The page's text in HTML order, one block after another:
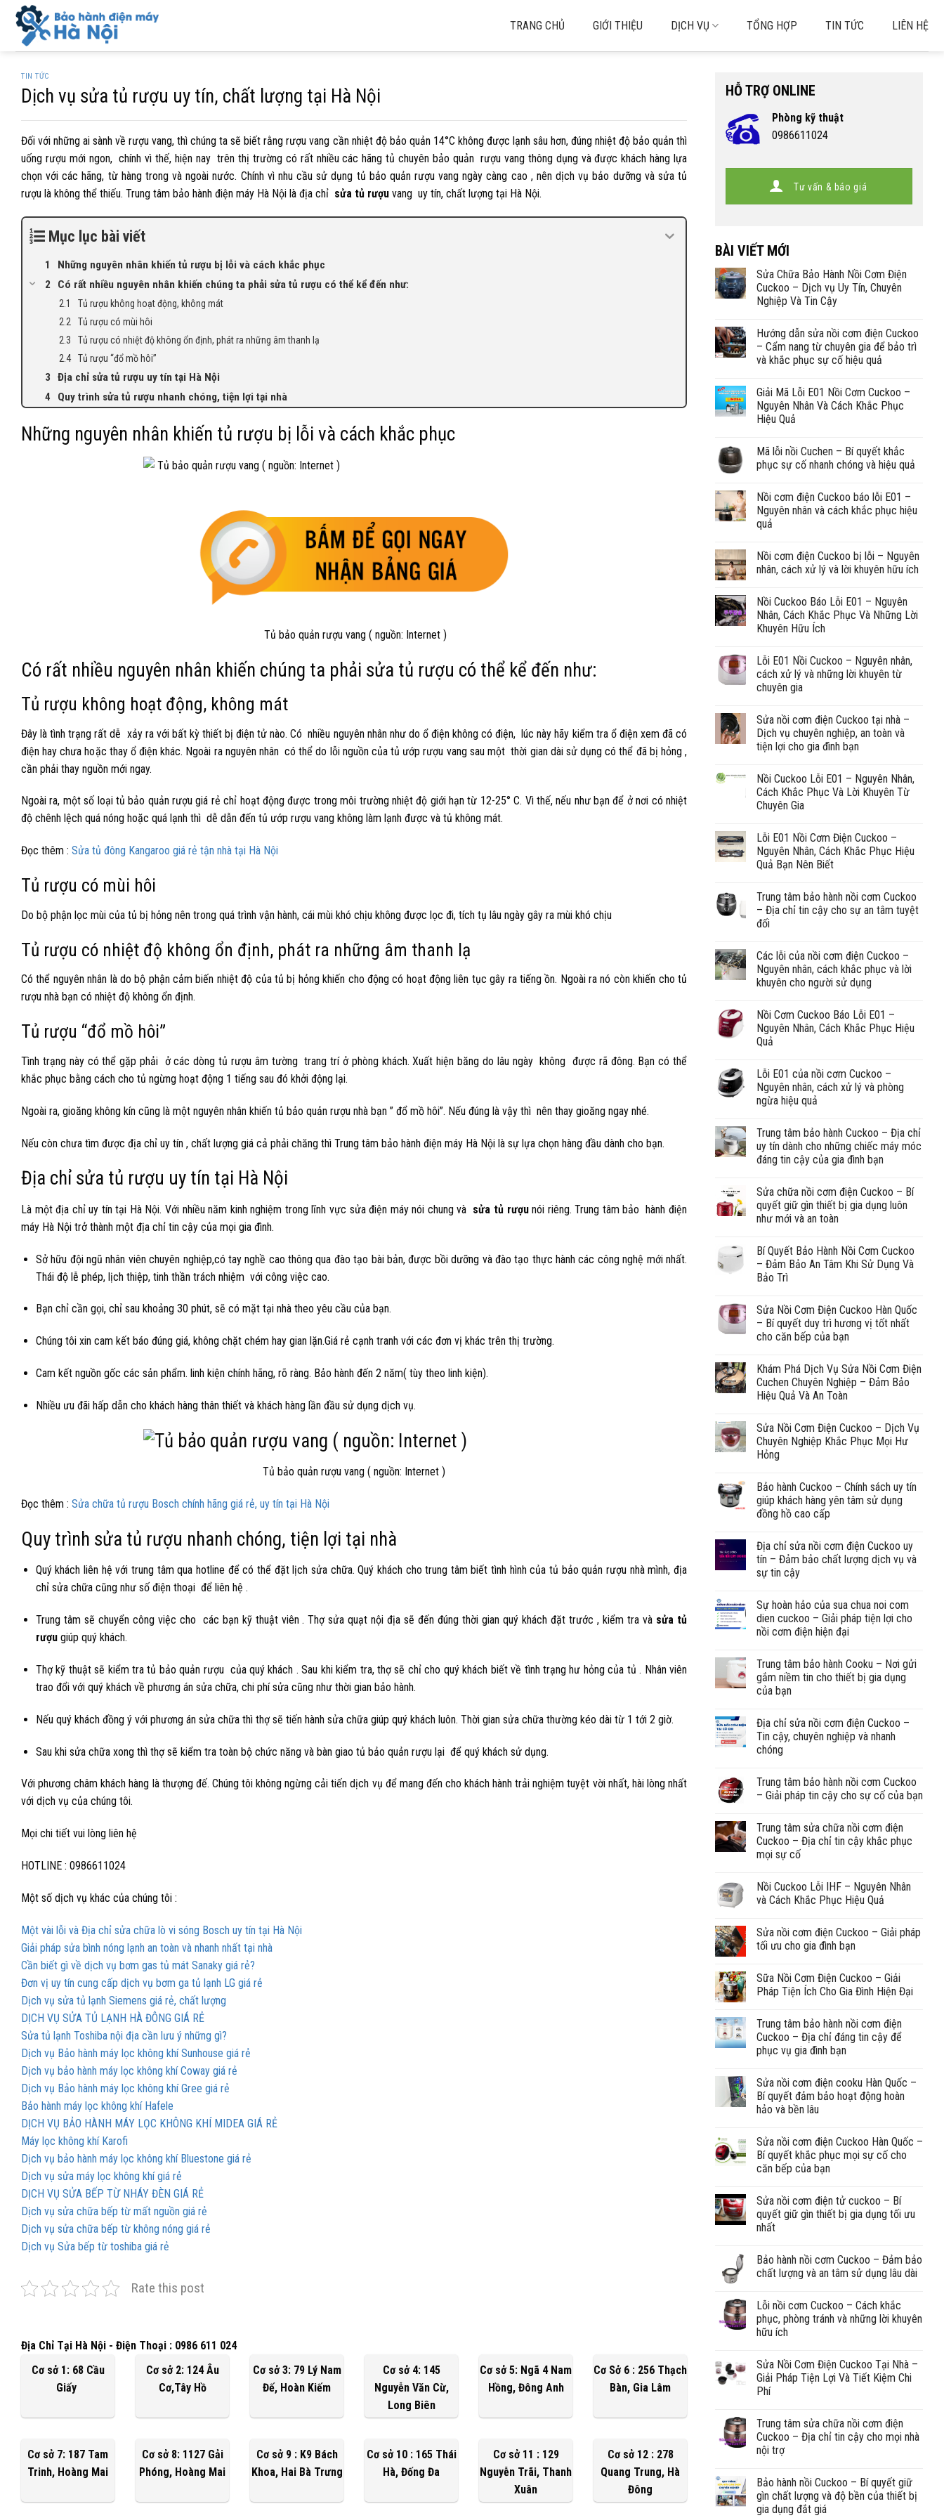
Skip
content
TRANG CHỦ GIỚI THIỆU DỊCH VỤ TỔNG HỢP TIN TỨC LIÊN HỆ
TIN TỨC
Dịch vụ sửa tủ rượu uy tín, chất lượng tại Hà Nội
Đối với những ai sành về rượu vang, thì chúng ta sẽ biết rằng rượu vang cần nhiệt độ bảo quản 14°C không được lạnh sâu hơn, đúng nhiệt độ bảo quản thì
uống rượu mới ngon, chính vì thế, hiện nay trên thị trường có rất nhiều các hãng tủ chuyên bảo quản rượu vang thông dụng và được khách hàng lựa
chọn với các hãng, từ hàng trong và ngoài nước. Chính vì nhu cầu sử dụng tủ bảo quản rượu vang ngày càng cao , nên dịch vụ bảo dưỡng và sửa tủ
rượu là không thể thiếu. Trung tâm bảo hành điện máy Hà Nội là địa chỉ sửa tủ rượu vang uy tín, chất lượng tại Hà Nội.
Mục lục bài viết
Những nguyên nhân khiến tủ rượu bị lỗi và cách khắc phục
Có rất nhiều nguyên nhân khiến chúng ta phải sửa tủ rượu có thể kể đến như:
Tủ rượu không hoạt động, không mát
Tủ rượu có mùi hôi
Tủ rượu có nhiệt độ không ổn định, phát ra những âm thanh lạ
Tủ rượu “đổ mồ hôi”
Địa chỉ sửa tủ rượu uy tín tại Hà Nội
Quy trình sửa tủ rượu nhanh chóng, tiện lợi tại nhà
Những nguyên nhân khiến tủ rượu bị lỗi và cách khắc phục
Tủ bảo quản rượu vang ( nguồn: Internet )
Có rất nhiều nguyên nhân khiến chúng ta phải sửa tủ rượu có thể kể đến như:
Tủ rượu không hoạt động, không mát
Đây là tình trạng rất dễ xảy ra với bất kỳ thiết bị điện tử nào. Có nhiều nguyên nhân như do ổ điện không có điện, lúc này hãy kiểm tra ổ điện xem đã có
điện hay chưa hoặc thay ổ điện khác. Ngoài ra nguyên nhân có thể do lỗi nguồn của tủ ướp rượu vang sau một thời gian dài sử dụng có thể đã bị hỏng ,
cần phải thay nguồn mới ngay.
Ngoài ra, một số loại tủ bảo quản rượu giá rẻ chỉ hoạt động được trong môi trường nhiệt độ giới hạn từ 12-25° C. Vì thế, nếu như bạn để ở nơi có nhiệt
độ chênh lệch quá nóng hoặc quá lạnh thì dễ dẫn đến tủ ướp rượu vang không làm lạnh được và tủ không mát.
Đọc thêm : Sửa tủ đông Kangaroo giá rẻ tận nhà tại Hà Nội
Tủ rượu có mùi hôi
Do bộ phận lọc mùi của tủ bị hỏng nên trong quá trình vận hành, cái mùi khó chịu không được lọc đi, tích tụ lâu ngày gây ra mùi khó chịu
Tủ rượu có nhiệt độ không ổn định, phát ra những âm thanh lạ
Có thể nguyên nhân là do bộ phận cảm biến nhiệt độ của tủ bị hỏng khiến cho động có hoạt động liên tục gây ra tiếng ồn. Ngoài ra nó còn khiến cho tủ
rượu nhà bạn có nhiệt độ không ổn định.
Tủ rượu “đổ mồ hôi”
Tình trạng nàycó thể gặp phải ở các dòng tủ rượu âm tường trang trí ở phòng khách. Xuất hiện băng do lâu ngày không được rã đông. Bạn có thể
khắc phục bằng cách cho tủ ngừng hoạt động 1 tiếng sau đó khởi động lại.
Ngoài ra, gioăng không kín cũng là một nguyên nhân khiến tủ bảo quản rượu nhà bạn ” đổ mồ hôi”. Nếu đúng là vậy thì nên thay gioăng ngay nhé.
Nếu còn chưa tìm được địa chỉ uy tín , chất lượng giá cả phải chăng thì Trung tâm bảo hành điện máy Hà Nội là sự lựa chọn hàng đầu dành cho bạn.
Địa chỉ sửa tủ rượu uy tín tại Hà Nội
Là một địa chỉ uy tín tại Hà Nội. Với nhiều năm kinh nghiệm trong lĩnh vực sửa điện máy nói chung và sửa tủ rượu nói riêng. Trung tâm bảo hành điện
máy Hà Nội trở thành một địa chỉ tin cậy của mọi gia đình.
Sở hữu đội ngũ nhân viên chuyên nghiệp,có tay nghề cao thông qua đào tạo bài bản, được bồi dưỡng và đào tạo thực hành các công nghệ mới nhất.
Thái độ lễ phép, lịch thiệp, tinh thần trách nhiệm với công việc cao.
Bạn chỉ cần gọi, chỉ sau khoảng 30 phút, sẽ có mặt tại nhà theo yêu cầu của bạn.
Chúng tôi xin cam kết báo đúng giá, không chặt chém hay gian lặn.Giá rẻ cạnh tranh với các đơn vị khác trên thị trường.
Cam kết nguồn gốc các sản phẩm. linh kiện chính hãng, rõ ràng. Bảo hành đến 2 năm( tùy theo linh kiện).
Nhiều ưu đãi hấp dẫn cho khách hàng thân thiết và khách hàng lần đầu sử dụng dịch vụ.
Tủ bảo quản rượu vang ( nguồn: Internet )
Đọc thêm : Sửa chữa tủ rượu Bosch chính hãng giá rẻ, uy tín tại Hà Nội
Quy trình sửa tủ rượu nhanh chóng, tiện lợi tại nhà
Quý khách liên hệ với trung tâm qua hotline để có thể đặt lịch sửa chữa. Quý khách cho trung tâm biết tình hình của tủ bảo quản rượu nhà mình, địa
chỉ sửa chữa cũng như số điện thoại để liên hệ .
Trung tâm sẽ chuyển công việc cho các bạn kỹ thuật viên . Thợ sửa quạt nội địa sẽ đến đúng thời gian quý khách đặt trước , kiểm tra và sửa tủ
rượugiúp quý khách.
Thợ kỹ thuật sẽ kiểm tra tủ bảo quản rượu của quý khách . Sau khi kiểm tra, thợ sẽ chỉ cho quý khách biết về tình trạng hư hỏng của tủ . Nhân viên
trao đổi với quý khách về phương án sửa chữa, chi phí sửa cũng như thời gian bảo hành.
Nếu quý khách đồng ý với phương án sửa chữa thì thợ sẽ tiến hành sửa chữa giúp quý khách luôn. Thời gian sửa chữa thường kéo dài từ 1 tới 2 giờ.
Sau khi sửa chữa xong thì thợ sẽ kiểm tra toàn bộ chức năng và bàn giao tủ bảo quản rượu lại để quý khách sử dụng.
Với phương châm khách hàng là thượng đế. Chúng tôi không ngừng cải tiến dịch vụ để mang đến cho khách hành trải nghiệm tuyệt vời nhất, hài lòng nhất
với dịch vụ của chúng tôi.
Mọi chi tiết vui lòng liên hệ
HOTLINE : 0986611024
Một số dịch vụ khác của chúng tôi :
Một vài lỗi và Địa chỉ sửa chữa lò vi sóng Bosch uy tín tại Hà Nội
Giải pháp sửa bình nóng lạnh an toàn và nhanh nhất tại nhà
Cần biết gì về dịch vụ bơm gas tủ mát Sanaky giá rẻ?
Đơn vị uy tín cung cấp dịch vụ bơm ga tủ lạnh LG giá rẻ
Dịch vụ sửa tủ lạnh Siemens giá rẻ, chất lượng
DỊCH VỤ SỬA TỦ LẠNH HÀ ĐÔNG GIÁ RẺ
Sửa tủ lạnh Toshiba nội địa cần lưu ý những gì?
Dịch vụ Bảo hành máy lọc không khí Sunhouse giá rẻ
Dịch vụ bảo hành máy lọc không khí Coway giá rẻ
Dịch vụ Bảo hành máy lọc không khí Gree giá rẻ
Bảo hành máy lọc không khí Hafele
DỊCH VỤ BẢO HÀNH MÁY LỌC KHÔNG KHÍ MIDEA GIÁ RẺ
Máy lọc không khí Karofi
Dịch vụ bảo hành máy lọc không khí Bluestone giá rẻ
Dịch vụ sửa máy lọc không khí giá rẻ
DỊCH VỤ SỬA BẾP TỪ NHÁY ĐÈN GIÁ RẺ
Dịch vụ sửa chữa bếp từ mất nguồn giá rẻ
Dịch vụ sửa chữa bếp từ không nóng giá rẻ
Dịch vụ Sửa bếp từ toshiba giá rẻ
Rate this post
Địa Chỉ Tại Hà Nội - Điện Thoại : 0986 611 024
Cơ sở 1: 68 Cầu
Giấy
Cơ sở 2: 124 Âu
Cơ,Tây Hồ
Cơ sở 3: 79 Lý Nam
Đế, Hoàn Kiếm
Cơ sở 4: 145
Nguyễn Văn Cừ,
Long Biên
Cơ sở 5: Ngã 4 Nam
Hồng, Đông Anh
Cơ Sở 6 : 256 Thạch
Bàn, Gia Lâm
Cơ sở 7: 187 Tam
Trinh, Hoàng Mai
Cơ sở 8: 1127 Gải
Phóng, Hoàng Mai
Cơ sở 9 : K9 Bách
Khoa, Hai Bà Trưng
Cơ sở 10 : 165 Thái
Hà, Đống Đa
Cơ sở 11 : 129
Nguyễn Trãi, Thanh
Xuân
Cơ sở 12 : 278
Quang Trung, Hà
Đông
HỖ TRỢ ONLINE
Phòng kỹ thuật
0986611024
Tư vấn & báo giá
BÀI VIẾT MỚI
Sửa Chữa Bảo Hành Nồi Cơm Điện
Cuckoo – Dịch vụ Uy Tín, Chuyên
Nghiệp Và Tin Cậy
Hướng dẫn sửa nồi cơm điện Cuckoo
– Cẩm nang từ chuyên gia để bảo trì
và khắc phục sự cố hiệu quả
Giải Mã Lỗi E01 Nồi Cơm Cuckoo –
Nguyên Nhân Và Cách Khắc Phục
Hiệu Quả
Mã lỗi nồi Cuchen – Bí quyết khắc
phục sự cố nhanh chóng và hiệu quả
Nồi cơm điện Cuckoo báo lỗi E01 –
Nguyên nhân và cách khắc phục hiệu
quả
Nồi cơm điện Cuckoo bị lỗi – Nguyên
nhân, cách xử lý và lời khuyên hữu ích
Nồi Cuckoo Báo Lỗi E01 – Nguyên
Nhân, Cách Khắc Phục Và Những Lời
Khuyên Hữu Ích
Lỗi E01 Nồi Cuckoo – Nguyên nhân,
cách xử lý và những lời khuyên từ
chuyên gia
Sửa nồi cơm điện Cuckoo tại nhà –
Dịch vụ chuyên nghiệp, an toàn và
tiện lợi cho gia đình bạn
Nồi Cuckoo Lỗi E01 – Nguyên Nhân,
Cách Khắc Phục Và Lời Khuyên Từ
Chuyên Gia
Lỗi E01 Nồi Cơm Điện Cuckoo –
Nguyên Nhân, Cách Khắc Phục Hiệu
Quả Bạn Nên Biết
Trung tâm bảo hành nồi cơm Cuckoo
– Địa chỉ tin cậy cho sự an tâm tuyệt
đối
Các lỗi của nồi cơm điện Cuckoo –
Nguyên nhân, cách khắc phục và lời
khuyên cho người sử dụng
Nồi Cơm Cuckoo Báo Lỗi E01 –
Nguyên Nhân, Cách Khắc Phục Hiệu
Quả
Lỗi E01 của nồi cơm Cuckoo –
Nguyên nhân, cách xử lý và phòng
ngừa hiệu quả
Trung tâm bảo hành Cuckoo – Địa chỉ
uy tín dành cho những chiếc máy móc
đáng tin cậy của gia đình bạn
Sửa chữa nồi cơm điện Cuckoo – Bí
quyết giữ gìn thiết bị gia dụng luôn
như mới và an toàn
Bí Quyết Bảo Hành Nồi Cơm Cuckoo
– Đảm Bảo An Tâm Khi Sử Dụng Và
Bảo Trì
Sửa Nồi Cơm Điện Cuckoo Hàn Quốc
– Bí quyết duy trì hương vị tốt nhất
cho căn bếp của bạn
Khám Phá Dịch Vụ Sửa Nồi Cơm Điện
Cuchen Chuyên Nghiệp – Đảm Bảo
Hiệu Quả Và An Toàn
Sửa Nồi Cơm Điện Cuckoo – Dịch Vụ
Chuyên Nghiệp Khắc Phục Mọi Hư
Hỏng
Bảo hành Cuckoo – Chính sách uy tín
giúp khách hàng yên tâm sử dụng
đồng hồ cao cấp
Địa chỉ sửa nồi cơm điện Cuckoo uy
tín – Đảm bảo chất lượng dịch vụ và
sự tin cậy
Sự hoàn hảo của sua chua noi com
dien cuckoo – Giải pháp tiện lợi cho
nồi cơm điện hiện đại
Trung tâm bảo hành Cooku – Nơi gửi
gắm niềm tin cho thiết bị gia dụng
của bạn
Địa chỉ sửa nồi cơm điện Cuckoo –
Tin cậy, chuyên nghiệp và nhanh
chóng
Trung tâm bảo hành nồi cơm Cuckoo
– Giải pháp tin cậy cho sự cố của bạn
Trung tâm sửa chữa nồi cơm điện
Cuckoo – Địa chỉ tin cậy khắc phục
mọi sự cố
Nồi Cuckoo Lỗi IHF – Nguyên Nhân
và Cách Khắc Phục Hiệu Quả
Sửa nồi cơm điện Cuckoo – Giải pháp
tối ưu cho gia đình bạn
Sữa Nồi Cơm Điện Cuckoo – Giải
Pháp Tiện Ích Cho Gia Đình Hiện Đại
Trung tâm bảo hành nồi cơm điện
Cuckoo – Địa chỉ đáng tin cậy để
phục vụ gia đình bạn
Sửa nồi cơm điện cooku Hàn Quốc –
Bí quyết đảm bảo hoạt động hoàn
hảo và bền lâu
Sửa nồi cơm điện Cuckoo Hàn Quốc –
Bí quyết khắc phục mọi sự cố cho
căn bếp của bạn
Sửa nồi cơm điện tử cuckoo – Bí
quyết giữ gìn thiết bị gia dụng tối ưu
nhất
Bảo hành nồi cơm Cuckoo – Đảm bảo
chất lượng và an tâm sử dụng lâu dài
Lỗi nồi cơm Cuckoo – Cách khắc
phục, phòng tránh và những lời khuyên
hữu ích
Sửa Nồi Cơm Điện Cuckoo Tại Nhà –
Giải Pháp Tiện Lợi Và Tiết Kiệm Chi
Phí
Trung tâm sửa chữa nồi cơm điện
Cuckoo – Địa chỉ tin cậy cho mọi nhà
nội trợ
Bảo hành nồi Cuckoo – Bí quyết giữ
gìn chất lượng và độ bền của thiết bị
gia dụng đắt giá